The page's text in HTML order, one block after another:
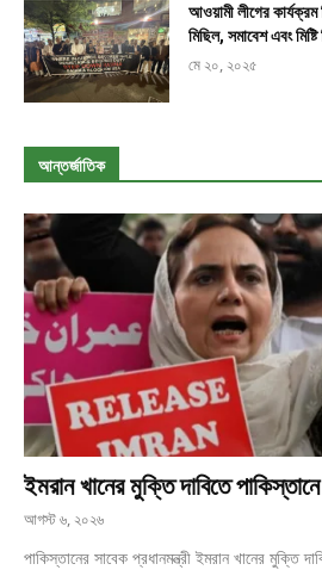
আওয়ামী লীগের কার্যক্রম
মিছিল, সমাবেশ এবং
মে ২০, ২০২৫
আন্তর্জাতিক
ইমরান খানের মুক্তি দাবিতে
আগস্ট ৬, ২০২৬
পাকিস্তানের সাবেক প্রধানমন্ত্রী ইমরান খানের মুক্তি